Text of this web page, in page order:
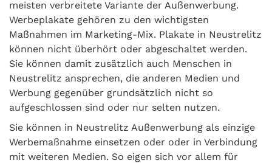
meisten verbreitete Variante der Außenwerbung.
Werbeplakate gehören zu den wichtigsten
Maßnahmen im Marketing-Mix. Plakate in Neustrelitz
können nicht überhört oder abgeschaltet werden.
Sie können damit zusätzlich auch Menschen in
Neustrelitz ansprechen, die anderen Medien und
Werbung gegenüber grundsätzlich nicht so
aufgeschlossen sind oder nur selten nutzen.
Sie können in Neustrelitz Außenwerbung als einzige
Werbemaßnahme einsetzen oder oder in Verbindung
mit weiteren Medien. So eigen sich vor allem für